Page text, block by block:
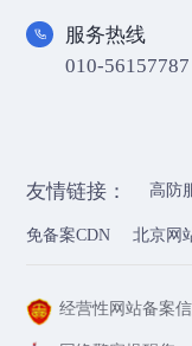
服务热线
010-56157787
友情链接： 高防
免备案CDN 北京网
经营性网站备案